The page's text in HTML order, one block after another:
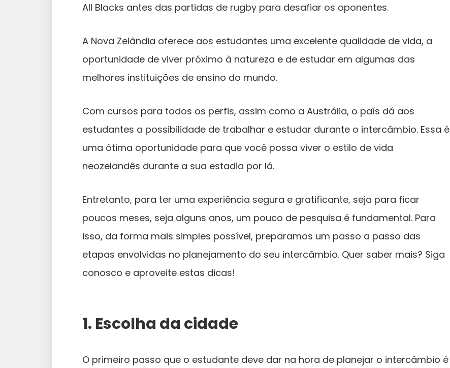
All Blacks antes das partidas de rugby para desafiar os oponentes.
A Nova Zelândia oferece aos estudantes uma excelente qualidade de vida, a
oportunidade de viver próximo à natureza e de estudar em algumas das
melhores instituições de ensino do mundo.
Com cursos para todos os perfis, assim como a Austrália, o país dá aos
estudantes a possibilidade de trabalhar e estudar durante o intercâmbio. Essa é
uma ótima oportunidade para que você possa viver o estilo de vida
neozelandês durante a sua estadia por lá.
Entretanto, para ter uma experiência segura e gratificante, seja para ficar
poucos meses, seja alguns anos, um pouco de pesquisa é fundamental. Para
isso, da forma mais simples possível, preparamos um passo a passo das
etapas envolvidas no planejamento do seu intercâmbio. Quer saber mais? Siga
conosco e aproveite estas dicas!
1. Escolha da cidade
O primeiro passo que o estudante deve dar na hora de planejar o intercâmbio é